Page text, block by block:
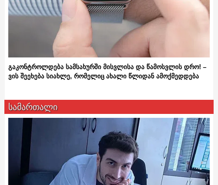
გაკონტროლდება სამსახურში მისვლისა და წამოსვლის დრო! –
ვის შეეხება სიახლე, რომელიც ახალი წლიდან ამოქმედდება
სამართალი